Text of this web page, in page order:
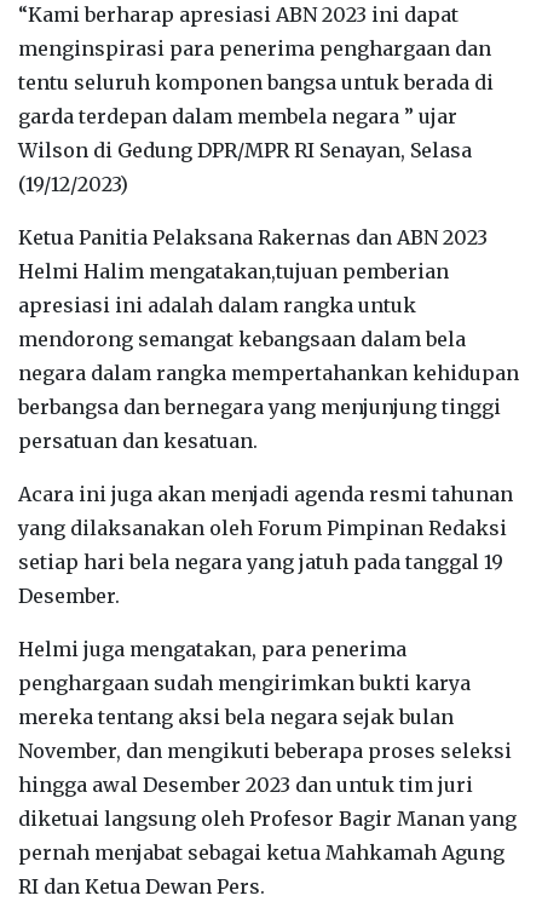
“Kami berharap apresiasi ABN 2023 ini dapat
menginspirasi para penerima penghargaan dan
tentu seluruh komponen bangsa untuk berada di
garda terdepan dalam membela negara ” ujar
Wilson di Gedung DPR/MPR RI Senayan, Selasa
(19/12/2023)
Ketua Panitia Pelaksana Rakernas dan ABN 2023
Helmi Halim mengatakan,tujuan pemberian
apresiasi ini adalah dalam rangka untuk
mendorong semangat kebangsaan dalam bela
negara dalam rangka mempertahankan kehidupan
berbangsa dan bernegara yang menjunjung tinggi
persatuan dan kesatuan.
Acara ini juga akan menjadi agenda resmi tahunan
yang dilaksanakan oleh Forum Pimpinan Redaksi
setiap hari bela negara yang jatuh pada tanggal 19
Desember.
Helmi juga mengatakan, para penerima
penghargaan sudah mengirimkan bukti karya
mereka tentang aksi bela negara sejak bulan
November, dan mengikuti beberapa proses seleksi
hingga awal Desember 2023 dan untuk tim juri
diketuai langsung oleh Profesor Bagir Manan yang
pernah menjabat sebagai ketua Mahkamah Agung
RI dan Ketua Dewan Pers.